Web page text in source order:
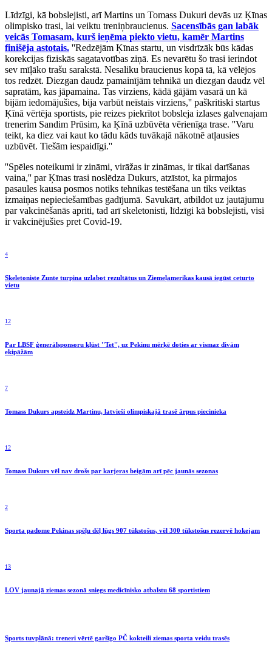
Līdzīgi, kā bobslejisti, arī Martins un Tomass Dukuri devās uz Ķīnas
olimpisko trasi, lai veiktu treniņbraucienus. Sacensībās gan labāk
veicās Tomasam, kurš ieņēma piekto vietu, kamēr Martins
finišēja astotais. ''Redzējām Ķīnas startu, un visdrīzāk būs kādas
korekcijas fiziskās sagatavotības ziņā. Es nevarētu šo trasi ierindot
sev mīļāko trašu sarakstā. Nesaliku braucienus kopā tā, kā vēlējos
tos redzēt. Diezgan daudz pamainījām tehnikā un diezgan daudz vēl
sapratām, kas jāpamaina. Tas virziens, kādā gājām vasarā un kā
bijām iedomājušies, bija varbūt neīstais virziens,'' paškritiski startus
Ķīnā vērtēja sportists, pie reizes piekrītot bobsleja izlases galvenajam
trenerim Sandim Prūsim, ka Ķīnā uzbūvēta vērienīga trase. ''Varu
teikt, ka diez vai kaut ko tādu kāds tuvākajā nākotnē atļausies
uzbūvēt. Tiešām iespaidīgi.''
''Spēles noteikumi ir zināmi, virāžas ir zināmas, ir tikai darīšanas
vaina,'' par Ķīnas trasi noslēdza Dukurs, atzīstot, ka pirmajos
pasaules kausa posmos notiks tehnikas testēšana un tiks veiktas
izmaiņas nepieciešamības gadījumā. Savukārt, atbildot uz jautājumu
par vakcinēšanās apriti, tad arī skeletonisti, līdzīgi kā bobslejisti, visi
ir vakcinējušies pret Covid-19.
4
Skeletoniste Zunte turpina uzlabot rezultātus un Ziemeļamerikas kausā iegūst ceturto
vietu
12
Par LBSF ģenerālsponsoru kļūst ''Tet'', uz Pekinu mērķē doties ar vismaz divām
ekipāžām
7
Tomass Dukurs apsteidz Martinu, latvieši olimpiskajā trasē ārpus piecinieka
12
Tomass Dukurs vēl nav drošs par karjeras beigām arī pēc jaunās sezonas
2
Sporta padome Pekinas spēļu dēļ lūgs 907 tūkstošus, vēl 300 tūkstošus rezervē hokejam
13
LOV jaunajā ziemas sezonā sniegs medicīnisko atbalstu 68 sportistiem
Sports tuvplānā: treneri vērtē garšīgo PČ kokteili ziemas sporta veidu trasēs